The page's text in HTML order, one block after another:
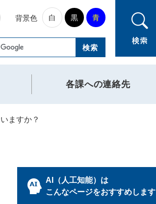
背景色 白 黒 青
各課への連絡先
ますか？
AI（人工知能）は
こんなページをおすすめします